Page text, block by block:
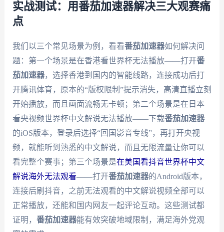
实战测试：用番茄加速器解决三大观赛痛
点
我们以三个常见场景为例，看看番茄加速器如何解决问
题：第一个场景是在香港看世界杯无法播放——打开番
茄加速器，选择香港到国内的智能线路，连接成功后打
开腾讯体育，原本的“版权限制”提示消失，高清直播立刻
开始播放，而且画面流畅无卡顿；第二个场景是在日本
看央视频世界杯中文解说无法播放——下载番茄加速器
的iOS版本，登录后选择“回国影音专线”，再打开央视
频，就能听到熟悉的中文解说，而且无限流量让你可以
看完整个赛事；第三个场景是在美国看抖音世界杯中文
解说海外无法观看——打开番茄加速器的Android版本，
连接后刷抖音，之前无法观看的中文解说视频全部可以
正常播放，还能和国内网友一起评论互动。这些测试都
证明， 番茄加速器能有效突破地域限制，满足海外党观